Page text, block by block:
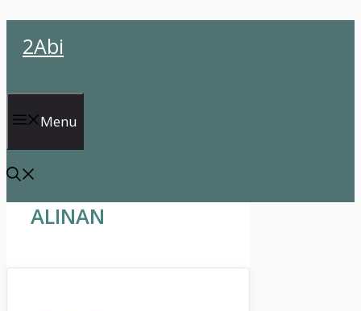
atla2Abi
Menu
ALINAN